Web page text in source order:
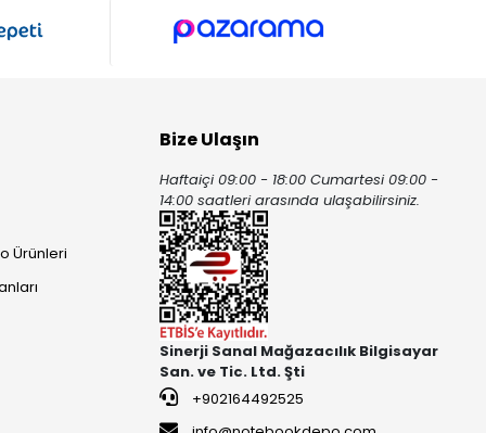
Ürünleri
Bize Ulaşın
Haftaiçi 09:00 - 18:00 Cumartesi 09:00 -
14:00 saatleri arasında ulaşabilirsiniz.
Sinerji Sanal Mağazacılık Bilgisayar
San. ve Tic. Ltd. Şti
+902164492525